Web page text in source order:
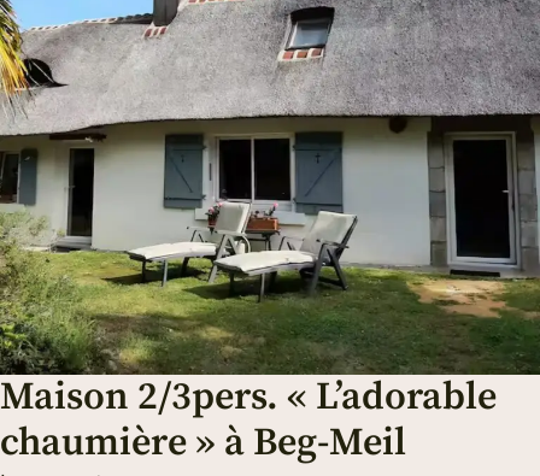
Maison 2/3pers. « L’adorable
chaumière » à Beg-Meil